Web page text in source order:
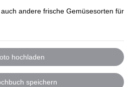
andere frische Gemüsesorten für
hochladen
speichern